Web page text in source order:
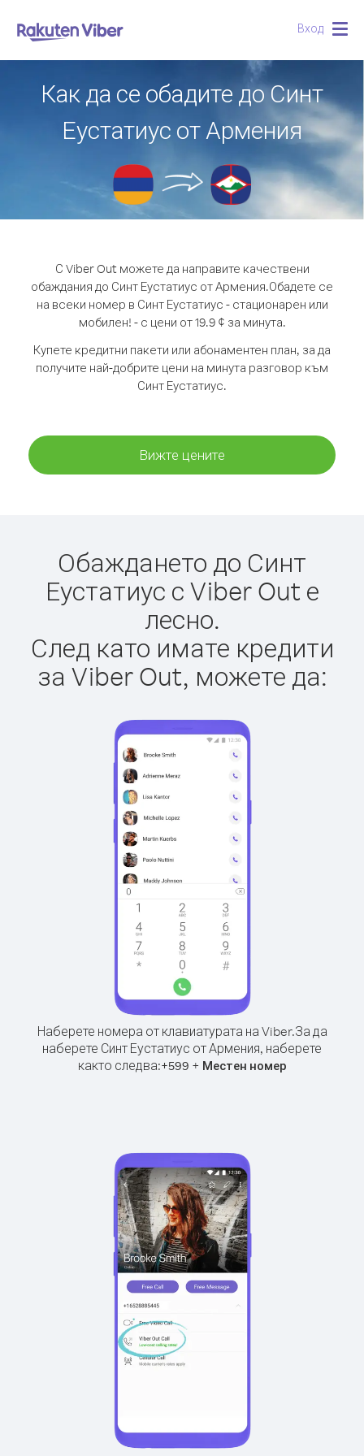
Вход
Как да се обадите до Синт
Еустатиус от Армения
С Viber Out можете да направите качествени
обаждания до Синт Еустатиус от Армения.Обадете се
на всеки номер в Синт Еустатиус - стационарен или
мобилен! - с цени от 19.9 ¢ за минута.
Купете кредитни пакети или абонаментен план, за да
получите най-добрите цени на минута разговор към
Синт Еустатиус.
Вижте цените
Обаждането до Синт
Еустатиус с Viber Out е
лесно.
След като имате кредити
за Viber Out, можете да:
Наберете номера от клавиатурата на Viber.За да
наберете Синт Еустатиус от Армения, наберете
както следва:+599 + Местен номер